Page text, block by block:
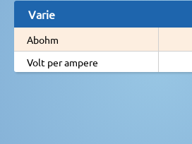
Varie
Abohm
Volt per ampere